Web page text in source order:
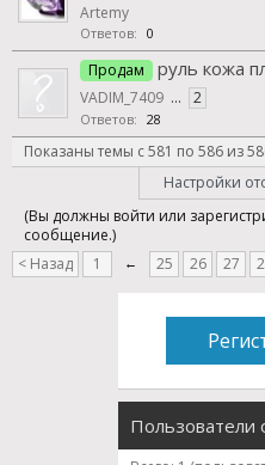
Artemy
Ответов: 0
Продам
руль кожа
VADIM_7409 ... 2
Ответов: 28
Показаны темы с 581 по 586 из
Настройки
(Вы должны войти или
сообщение.)
< Назад
1 ← 25 26 27
Пользователи